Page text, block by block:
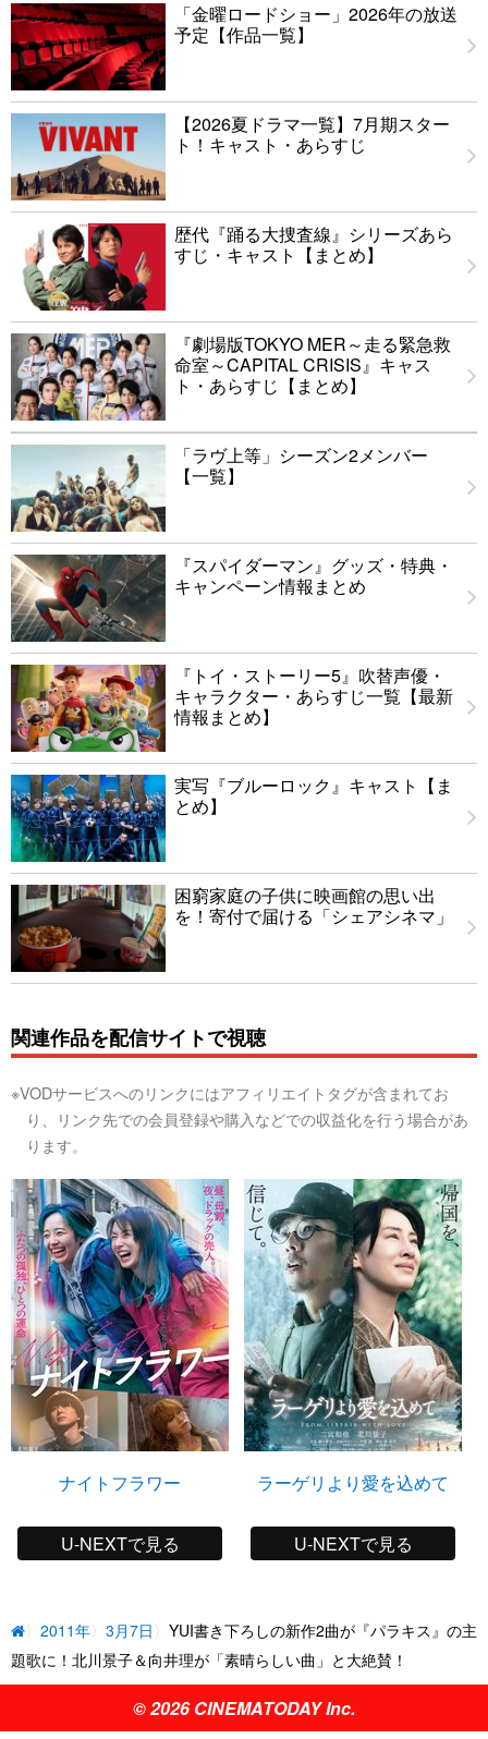
「金曜ロードショー」2026年の放送
予定【作品一覧】
【2026夏ドラマ一覧】7月期スター
ト！キャスト・あらすじ
歴代『踊る大捜査線』シリーズあら
すじ・キャスト【まとめ】
『劇場版TOKYO MER～走る緊急救
命室～CAPITAL CRISIS』キャス
ト・あらすじ【まとめ】
「ラヴ上等」シーズン2メンバー
【一覧】
『スパイダーマン』グッズ・特典・
キャンペーン情報まとめ
『トイ・ストーリー5』吹替声優・
キャラクター・あらすじ一覧【最新
情報まとめ】
実写『ブルーロック』キャスト【ま
とめ】
困窮家庭の子供に映画館の思い出
を！寄付で届ける「シェアシネマ」
関連作品を配信サイトで視聴
※VODサービスへのリンクにはアフィリエイトタグが含まれてお
り、リンク先での会員登録や購入などでの収益化を行う場合があ
ります。
ナイトフラワー
U-NEXTで見る
ラーゲリより愛を込めて
U-NEXTで見る
2011年 3月7日
YUI書き下ろしの新作2曲が『パラキス』の主
題歌に！北川景子＆向井理が「素晴らしい曲」と大絶賛！
© 2026 CINEMATODAY Inc.